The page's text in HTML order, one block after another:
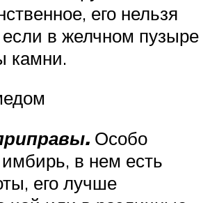
его нельзя
в желчном пузыре
камни.
Особо
имбирь, в нем есть
его лучше